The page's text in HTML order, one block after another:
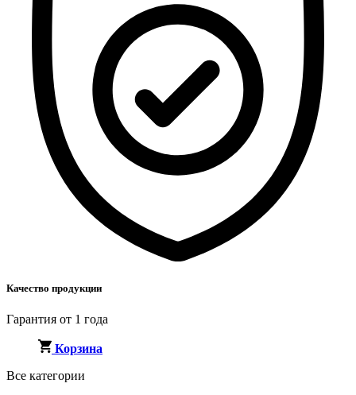
Качество продукции
Гарантия от 1 года
Корзина
Все категории